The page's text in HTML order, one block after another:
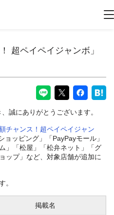
超ペイペイジャンボ」
誠にありがとうございます。
チャンス！超ペイペイジャン
ョッピング」「PayPayモール」
」「松屋」「松弁ネット」「グ
ップ」など、対象店舗が追加に
。
掲載名